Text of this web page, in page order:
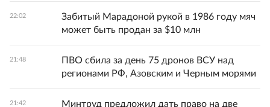
22:02
Забитый Марадоной рукой в 1986 году мяч
может быть продан за $10 млн
21:48
ПВО сбила за день 75 дронов ВСУ над
регионами РФ, Азовским и Черным морями
21:42
Минтруд предложил дать право на две